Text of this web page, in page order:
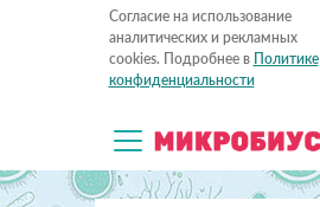
Согласие на использование
аналитических и рекламных
cookies. Подробнее в Политике
конфиденциальности